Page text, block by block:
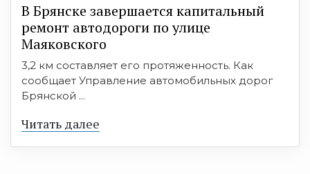
В Брянске завершается капитальный
ремонт автодороги по улице
Маяковского
3,2 км составляет его протяженность. Как
сообщает Управление автомобильных дорог
Брянской ...
Читать далее